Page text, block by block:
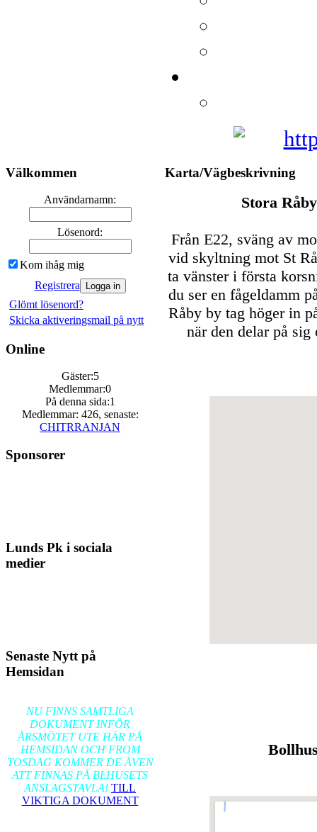
Välkommen
Användarnamn:
Lösenord:
Kom ihåg mig
Registrera
Glömt lösenord?
Skicka aktiveringsmail på nytt
Online
Gäster:5
Medlemmar:0
På denna sida:1
Medlemmar: 426, senaste:
CHITRRANJAN
Sponsorer
Lunds Pk i sociala
medier
Senaste Nytt på
Hemsidan
NU FINNS SAMTLIGA
DOKUMENT INFÖR
ÅRSMÖTET UTE HÄR PÅ
HEMSIDAN OCH FROM
TOSDAG KOMMER DE ÄVEN
ATT FINNAS PÅ BLHUSETS
ANSLAGSTAVLA! TILL
VIKTIGA DOKUMENT
Karta/Vägbeskrivning
Stora
Från E22, sväng av
vid skyltning mot St
ta vänster i första
du ser en fågeldamm
Råby by tag höger in
när den delar på sig